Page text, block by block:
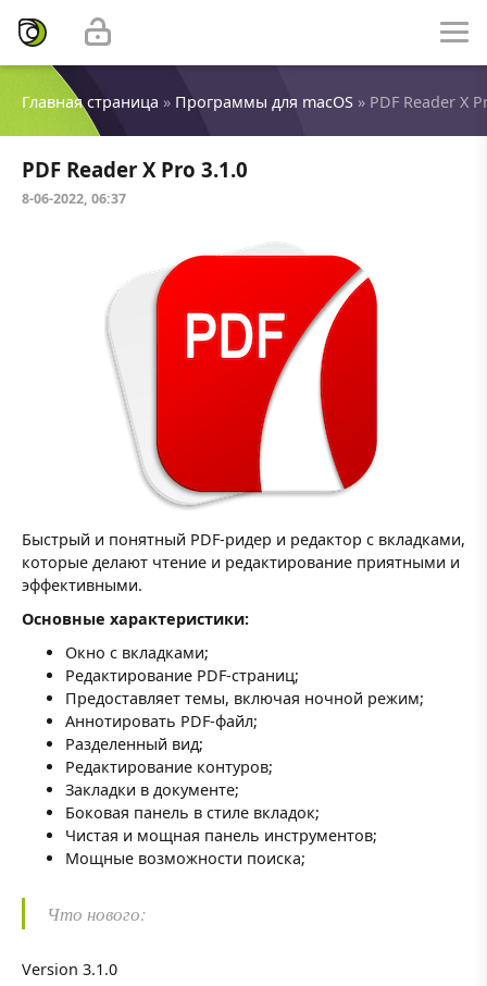
Главная страница » Программы для macOS » PDF Reader X
PDF Reader X Pro 3.1.0
8-06-2022, 06:37
Быстрый и понятный PDF-ридер и редактор с вкладками,
которые делают чтение и редактирование приятными и
эффективными.
Основные характеристики:
Окно с вкладками;
Редактирование PDF-страниц;
Предоставляет темы, включая ночной режим;
Аннотировать PDF-файл;
Разделенный вид;
Редактирование контуров;
Закладки в документе;
Боковая панель в стиле вкладок;
Чистая и мощная панель инструментов;
Мощные возможности поиска;
Что нового:
Version 3.1.0